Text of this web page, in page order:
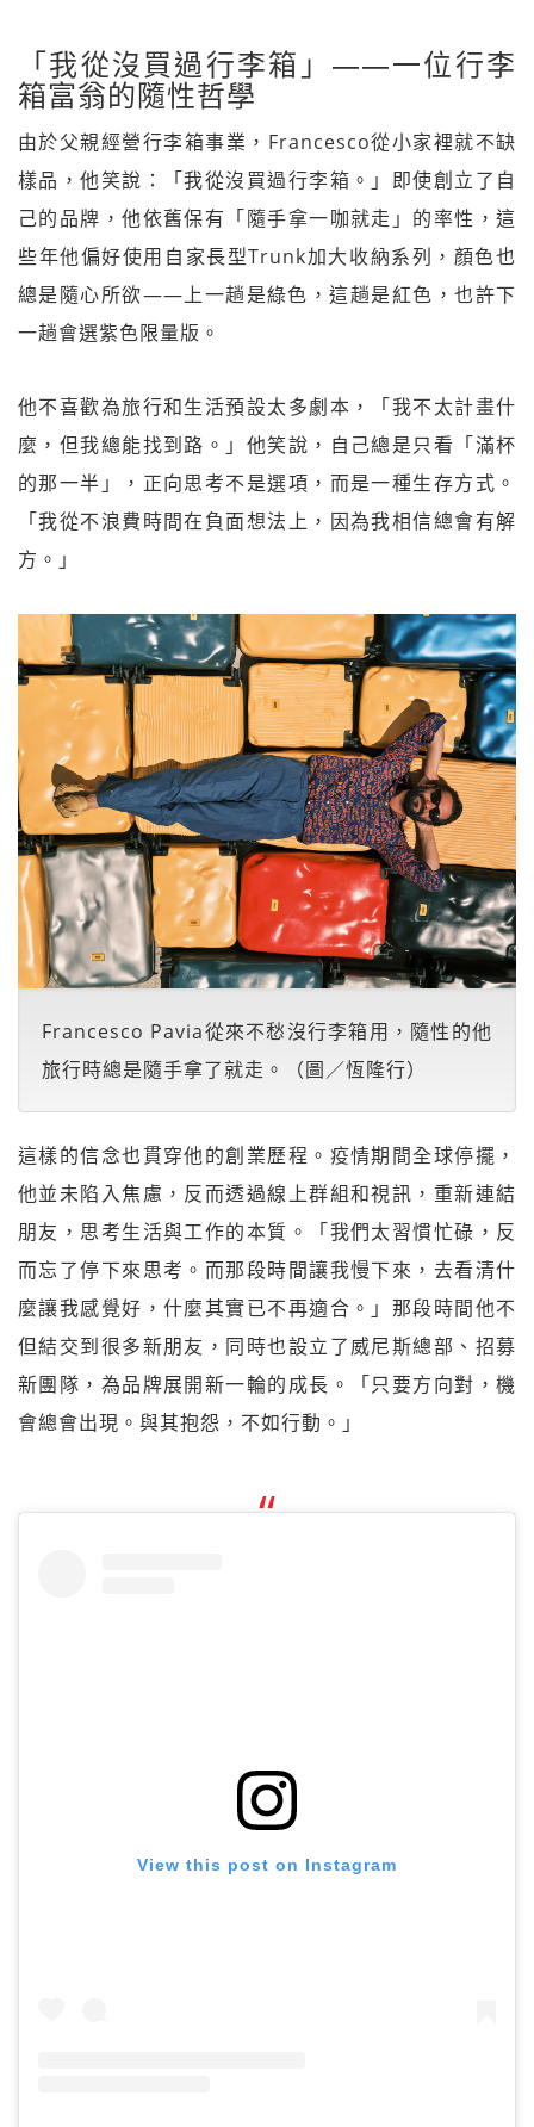
「我從沒買過行李箱」——一位行李
箱富翁的隨性哲學
由於父親經營行李箱事業，Francesco從小家裡就不缺
樣品，他笑說：「我從沒買過行李箱。」即使創立了自
己的品牌，他依舊保有「隨手拿一咖就走」的率性，這
些年他偏好使用自家長型Trunk加大收納系列，顏色也
總是隨心所欲——上一趟是綠色，這趟是紅色，也許下
一趟會選紫色限量版。
他不喜歡為旅行和生活預設太多劇本，「我不太計畫什
麼，但我總能找到路。」他笑說，自己總是只看「滿杯
的那一半」，正向思考不是選項，而是一種生存方式。
「我從不浪費時間在負面想法上，因為我相信總會有解
方。」
Francesco Pavia從來不愁沒行李箱用，隨性的他
旅行時總是隨手拿了就走。（圖／恆隆行）
這樣的信念也貫穿他的創業歷程。疫情期間全球停擺，
他並未陷入焦慮，反而透過線上群組和視訊，重新連結
朋友，思考生活與工作的本質。「我們太習慣忙碌，反
而忘了停下來思考。而那段時間讓我慢下來，去看清什
麼讓我感覺好，什麼其實已不再適合。」那段時間他不
但結交到很多新朋友，同時也設立了威尼斯總部、招募
新團隊，為品牌展開新一輪的成長。「只要方向對，機
會總會出現。與其抱怨，不如行動。」
View this post on Instagram